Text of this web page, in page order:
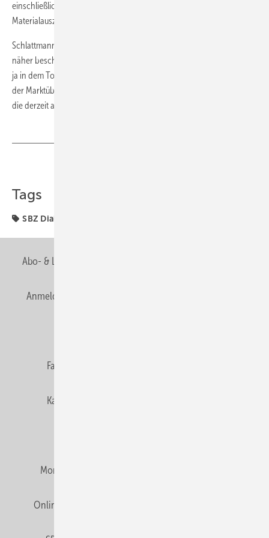
einschließlich der Leitungsschemen sowie den kompletten
Materialauszug.
Schlattmann: Ja gut, dann werde ich mich mit der Thematik einmal
näher beschäftigen. Alles Wissenswerte rund um die Systeme hast Du
ja in dem Top-Thema dieser SBZ zusammengestellt. Zudem gibt es in
der Marktübersicht alle wichtigen Daten der sieben Komplettsysteme,
die derzeit am Markt sind.
Tags
SBZ Dialog
Abo- & Leserservice
Anmelden
Fachbeiträge
Karriere bei Gentner
Montagezeiten Heizung
Online Mediadaten